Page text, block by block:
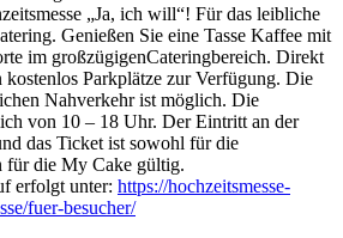
„Ja, ich will“! Für das leibliche
Genießen Sie eine Tasse Kaffee mit
im großzügigenCateringbereich. Direkt
kostenlos Parkplätze zur Verfügung. Die
Nahverkehr ist möglich. Die
von 10 – 18 Uhr. Der Eintritt an der
das Ticket ist sowohl für die
für die My Cake gültig.
erfolgt unter: https://hochzeitsmesse-
fuer-besucher/